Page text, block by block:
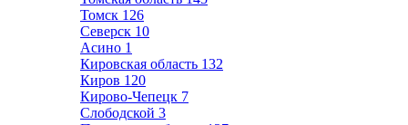
Томск 126
Северск 10
Асино 1
Кировская область 132
Киров 120
Кирово-Чепецк 7
Слободской 3